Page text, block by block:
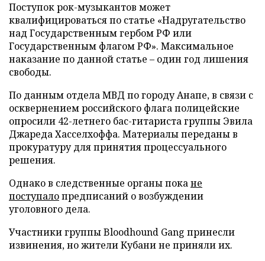
Поступок рок-музыкантов может
квалифицироваться по статье «Надругательство
над Государственным гербом РФ или
Государственным флагом РФ». Максимальное
наказание по данной статье – один год лишения
свободы.
По данным отдела МВД по городу Анапе, в связи с
осквернением российского флага полицейские
опросили 42-летнего бас-гитариста группы Эвила
Джареда Хасселхоффа. Материалы переданы в
прокуратуру для принятия процессуального
решения.
Однако в следственные органы покане
поступалопредписаний о возбуждении
уголовного дела.
Участники группы Bloodhound Gang принесли
извинения, но жители Кубани не приняли их.